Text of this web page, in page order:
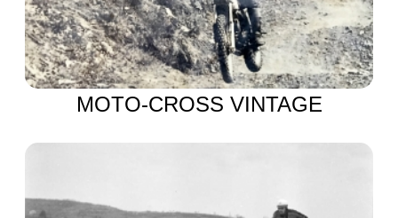
MOTO-CROSS VINTAGE